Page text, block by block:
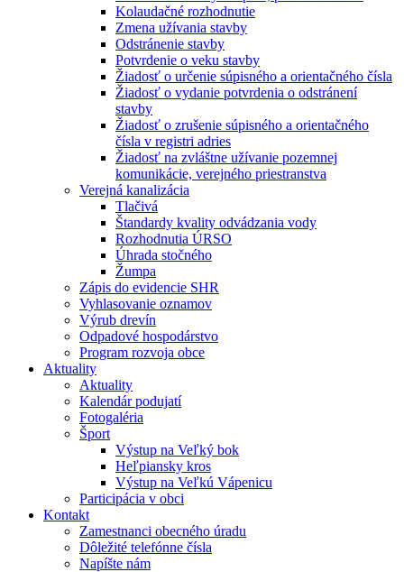
Kolaudačné rozhodnutie
Zmena užívania stavby
Odstránenie stavby
Potvrdenie o veku stavby
Žiadosť o určenie súpisného a orientačného čísla
Žiadosť o vydanie potvrdenia o odstránení
stavby
Žiadosť o zrušenie súpisného a orientačného
čísla v registri adries
Žiadosť na zvláštne užívanie pozemnej
komunikácie, verejného priestranstva
Verejná kanalizácia
Tlačivá
Štandardy kvality odvádzania vody
Rozhodnutia ÚRSO
Úhrada stočného
Žumpa
Zápis do evidencie SHR
Vyhlasovanie oznamov
Výrub drevín
Odpadové hospodárstvo
Program rozvoja obce
Aktuality
Aktuality
Kalendár podujatí
Fotogaléria
Šport
Výstup na Veľký bok
Heľpiansky kros
Výstup na Veľkú Vápenicu
Participácia v obci
Kontakt
Zamestnanci obecného úradu
Dôležité telefónne čísla
Napíšte nám